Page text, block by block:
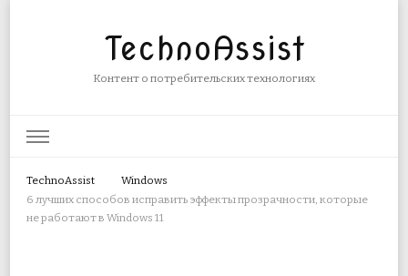
TechnoAssist
Контент о потребительских технологиях
TechnoAssist
Windows
6 лучших способов исправить эффекты прозрачности, которые
не работают в Windows 11